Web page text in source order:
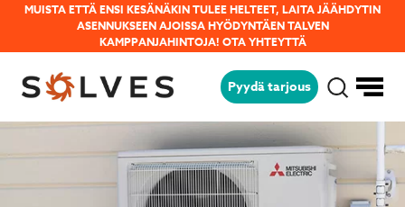
MUISTA ETTÄ ENSI KESÄNÄKIN TULEE HELTEET, LAITA JÄÄHDYTIN
ASENNUKSEEN AJOISSA HYÖDYNTÄEN TALVEN
KAMPPANJAHINTOJA! OTA YHTEYTTÄ
Pyydä tarjous
Jäikö sinulla kysyttävää?
Lähetä kysymyksesi helposti tämän
lomakkeen avulla niin vastaamme sinulle
mahdollisimman pian!